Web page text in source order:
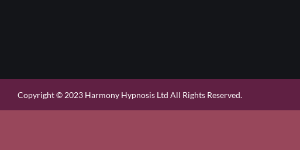
Copyright © 2023 Harmony Hypnosis Ltd All Rights Reserved.